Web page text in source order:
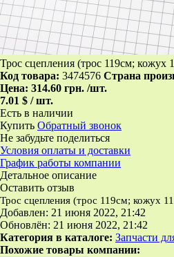
Трос сцепления (трос 119см; кожух
Код товара: 3474576 Страна
Цена: 314.60 грн. /шт.
7.01 $ / шт.
Есть в наличии
Купить Обратный звонок
Не забудьте поделиться
Условия оплаты и доставки
График работы компании
Детальное описание
Оставить отзыв
Трос сцепления (трос 119см; кожух
Добавлен: 21 июня 2022, 21:42
Обновлён: 21 июня 2022, 21:42
Категория в каталоге: Запчасти
Похожие товары компании: